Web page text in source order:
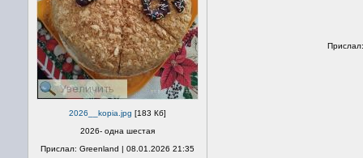
2026__kopia.jpg [183 Кб]
2026- одна шестая
Прислал: Greenland | 08.01.2026 21:35